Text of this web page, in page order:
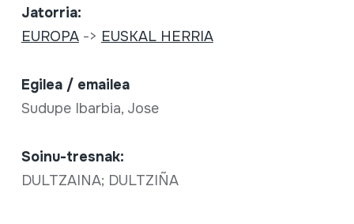
Jatorria:
EUROPA-> EUSKAL HERRIA
Egilea / emailea
Sudupe Ibarbia, Jose
Soinu-tresnak:
DULTZAINA; DULTZIÑA